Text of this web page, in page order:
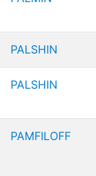
PALSHIN
PALSHIN
PAMFILOFF